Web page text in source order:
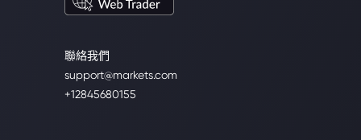
聯絡我們
support@markets.com
+12845680155